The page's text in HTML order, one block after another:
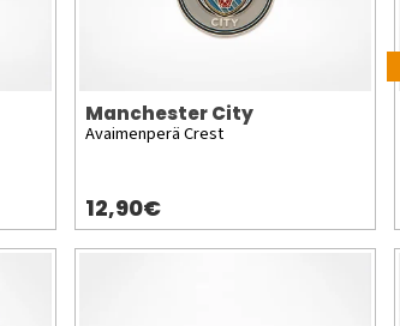
Manchester City
Avaimenperä Crest
12,90€